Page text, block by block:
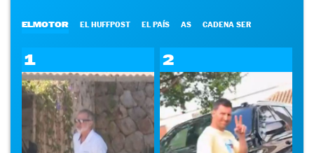
ELMOTOR EL HUFFPOST EL PAÍS AS CADENA SER
1 2